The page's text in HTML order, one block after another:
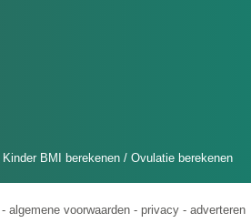
Kinder BMI berekenen / Ovulatie berekenen
- algemene voorwaarden - privacy - adverteren